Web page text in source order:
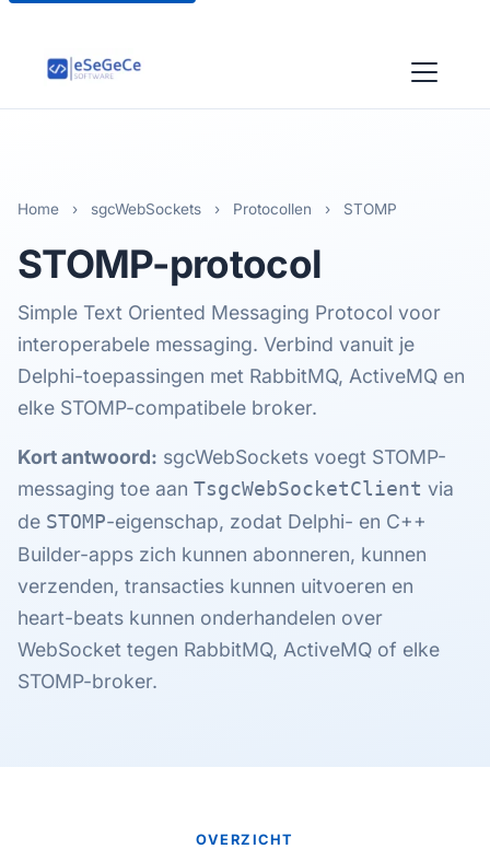
Home › sgcWebSockets › Protocollen › STOMP
STOMP-protocol
Simple Text Oriented Messaging Protocol voor
interoperabele messaging. Verbind vanuit je
Delphi-toepassingen met RabbitMQ, ActiveMQ en
elke STOMP-compatibele broker.
Kort antwoord: sgcWebSockets voegt STOMP-
messaging toe aan TsgcWebSocketClient via
de STOMP-eigenschap, zodat Delphi- en C++
Builder-apps zich kunnen abonneren, kunnen
verzenden, transacties kunnen uitvoeren en
heart-beats kunnen onderhandelen over
WebSocket tegen RabbitMQ, ActiveMQ of elke
STOMP-broker.
OVERZICHT